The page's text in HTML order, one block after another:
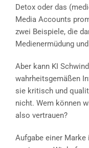
Detox oder das
Media Accounts
zwei Beispiele, die
Medienermüdung
Aber kann KI
wahrheitsgemäßen
sie kritisch und
nicht. Wem können
also vertrauen?
Aufgabe einer